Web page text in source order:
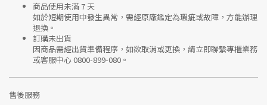
商品使用未滿 7 天
如於短期使用中發生異常，需經原廠鑑定為瑕疵或故障，方能辦理
退換。
訂購未出貨
因商品需經出貨準備程序，如欲取消或更換，請立即聯繫專櫃業務
或客服中心 0800-899-080 。
售後服務